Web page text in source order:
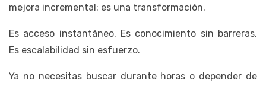
mejora incremental: es una transformación.
Es acceso instantáneo. Es conocimiento sin barreras.
Es escalabilidad sin esfuerzo.
Ya no necesitas buscar durante horas o depender de